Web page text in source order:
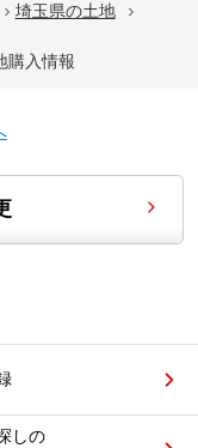
埼玉県の土地
購入情報
しの